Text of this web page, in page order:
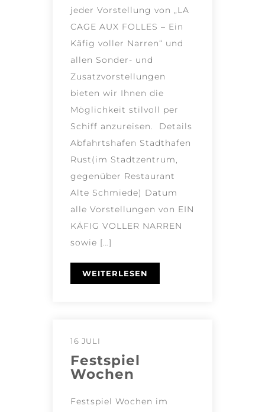
jeder Vorstellung von „LA
CAGE AUX FOLLES – Ein
Käfig voller Narren“ und
allen Sonder- und
Zusatzvorstellungen
bieten wir Ihnen die
Möglichkeit stilvoll per
Schiff anzureisen. Details
Abfahrtshafen Stadthafen
Rust(im Stadtzentrum,
gegenüber Restaurant
Alte Schmiede) Datum
alle Vorstellungen von EIN
KÄFIG VOLLER NARREN
sowie […]
WEITERLESEN
16 JULI
Festspiel
Wochen
Festspiel Wochen im